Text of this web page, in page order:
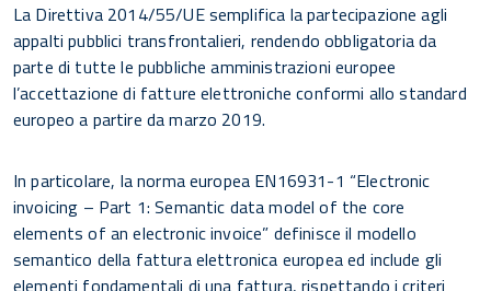
La Direttiva 2014/55/UE semplifica la partecipazione agli
appalti pubblici transfrontalieri, rendendo obbligatoria da
parte di tutte le pubbliche amministrazioni europee
l’accettazione di fatture elettroniche conformi allo standard
europeo a partire da marzo 2019.
In particolare, la norma europea EN16931-1 “Electronic
invoicing – Part 1: Semantic data model of the core
elements of an electronic invoice” definisce il modello
semantico della fattura elettronica europea ed include gli